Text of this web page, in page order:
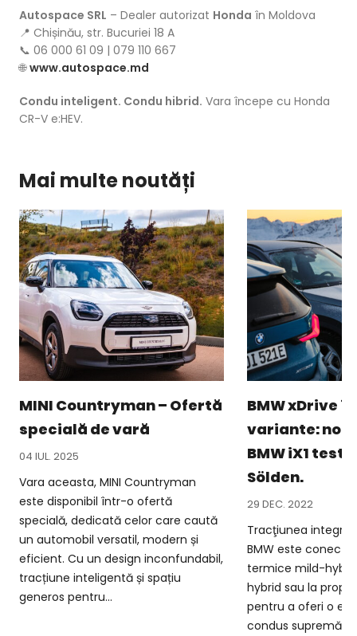
Autospace SRL – Dealer autorizat Honda în Moldova
📍 Chișinău, str. Bucuriei 18 A
📞 06 000 61 09 | 079 110 667
🌐www.autospace.md
Condu inteligent. Condu hibrid. Vara începe cu Honda
CR-V e:HEV.
Mai multe noutăți
04 IUL. 2025
MINI Countryman – Ofertă
specială de vară
Vara aceasta, MINI Countryman
este disponibil într-o ofertă
specială, dedicată celor care caută
un automobil versatil, modern și
eficient. Cu un design inconfundabil,
tracțiune inteligentă și spațiu
generos pentru...
29 DEC. 2022
BMW xDrive
variante: noile
BMW iX1
Sölden.
Tracţiunea
BMW este
termice mild-
hybrid sau la
pentru a oferi o
condus supremă